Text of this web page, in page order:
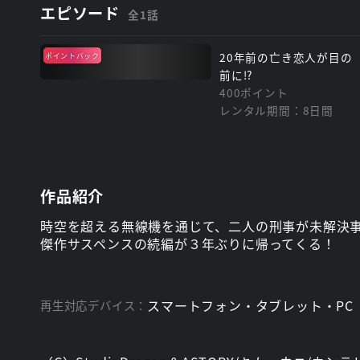
エピソード 全1話
ポイントバック
20年前の亡き恋人が目の
前に!?
400ポイント
レンタル期間：8日間
作品紹介
時空を超える無線機を通じて、二人の刑事が未解決
傑作サスペンスの続編が３年ぶりに帰ってくる！
再生対応デバイス： スマートフォン・タブレット・PC